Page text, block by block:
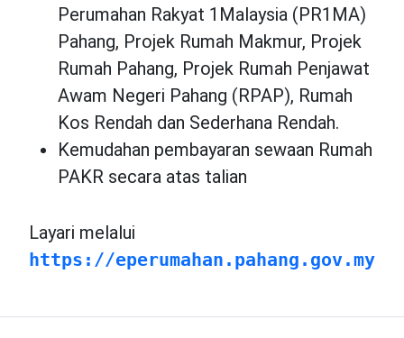
Perumahan Rakyat 1Malaysia (PR1MA)
Pahang, Projek Rumah Makmur, Projek
Rumah Pahang, Projek Rumah Penjawat
Awam Negeri Pahang (RPAP), Rumah
Kos Rendah dan Sederhana Rendah.
Kemudahan pembayaran sewaan Rumah
PAKR secara atas talian
Layari melalui
https://eperumahan.pahang.gov.my